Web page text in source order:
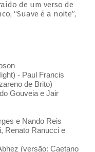
de um verso de
“Suave é a noite”,
- Paul Francis
de Brito)
Gouveia e Jair
e Nando Reis
Renato Ranucci e
(versão: Caetano